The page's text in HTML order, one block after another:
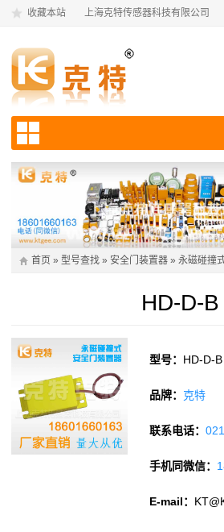
收藏本站 上海克特传感器科技有限公司
首页 » 型号查找 » 安全门装置器 » 永磁碰撞
HD-D-B
型号： HD-D-B
品牌： 克特
联系电话：
手机同微信：
E-mail：